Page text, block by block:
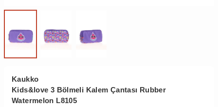
Kaukko
Kids&love 3 Bölmeli Kalem Çantası Rubber
Watermelon L8105